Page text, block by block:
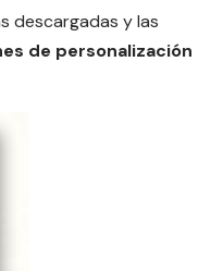
descargadas y las
de personalización